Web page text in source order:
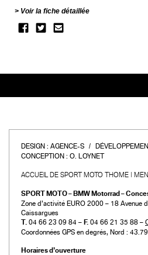
Voir la fiche détaillée
DESIGN : AGENCE-S
CONCEPTION : O. LOYNET
ACCUEIL DE SPORT MOTO THOME
SPORT MOTO – BMW Motorrad –
Zone d’activité EURO 2000 – 18 Avenue
Caissargues
T. 04 66 23 09 84 – F. 04 66 21 35 88 –
Coordonnées GPS en degrés, Nord :
Horaires d’ouverture